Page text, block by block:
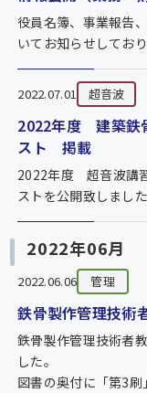
役員名簿、事業報告
いてお知らせしており
2022.07.01 超音波
2022年度 建築鉄
スト 掲載
2022年度 超音波講
ストを公開致しました
2022年06月
2022.06.06 管理
鉄骨製作管理技術
鉄骨製作管理技術者
した。
図書の奥付に「第3